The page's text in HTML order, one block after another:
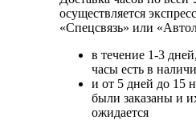
осуществляется
«Спецсвязь» или
в течение 1-3
часы есть в
и от 5 дней до 15
были заказаны и
ожидается